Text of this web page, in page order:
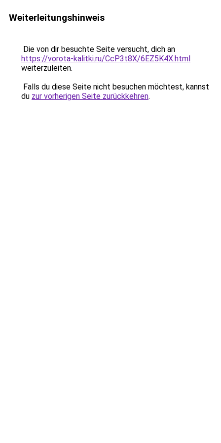
Weiterleitungshinweis
Die von dir besuchte Seite versucht, dich an
https://vorota-kalitki.ru/CcP3t8X/6EZ5K4X.html
weiterzuleiten.
Falls du diese Seite nicht besuchen möchtest, kannst
du zur vorherigen Seite zurückkehren.